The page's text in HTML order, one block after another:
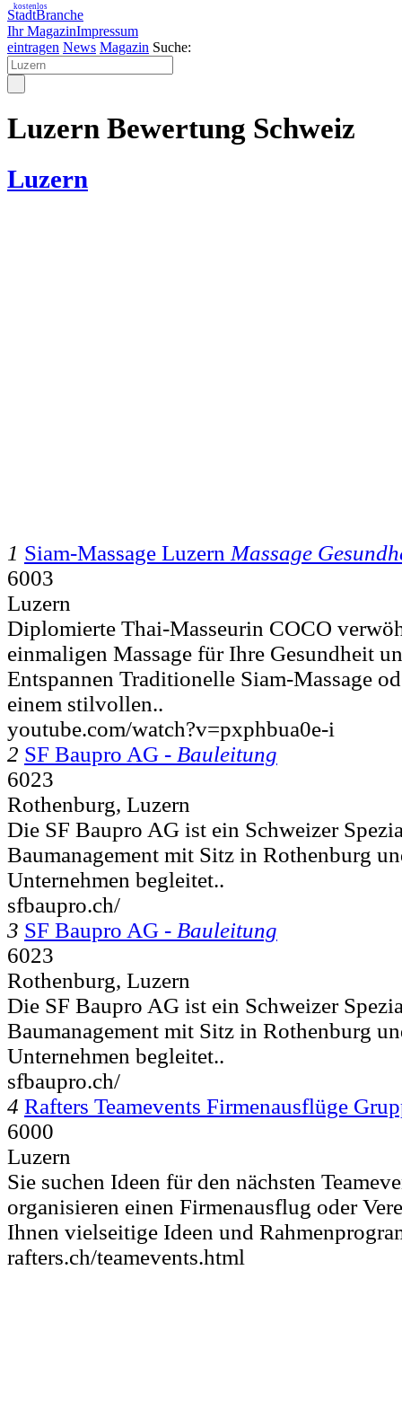
StadtBranche
Ihr MagazinImpressum
kostenlos
eintragen News Magazin Suche:
Luzern Bewertung Schweiz
Luzern
1 Siam-Massage Luzern Massage
6003
Luzern
Diplomierte Thai-Masseurin COCO
einmaligen Massage für Ihre Gesundheit
Entspannen Traditionelle Siam-Massage
einem stilvollen..
youtube.com/watch?v=pxphbua0e-i
2 SF Baupro AG - Bauleitung
6023
Rothenburg, Luzern
Die SF Baupro AG ist ein Schweizer
Baumanagement mit Sitz in Rothenburg
Unternehmen begleitet..
sfbaupro.ch/
3 SF Baupro AG - Bauleitung
6023
Rothenburg, Luzern
Die SF Baupro AG ist ein Schweizer
Baumanagement mit Sitz in Rothenburg
Unternehmen begleitet..
sfbaupro.ch/
4 Rafters Teamevents Firmenausflüge
6000
Luzern
Sie suchen Ideen für den nächsten
organisieren einen Firmenausflug oder
Ihnen vielseitige Ideen und
rafters.ch/teamevents.html